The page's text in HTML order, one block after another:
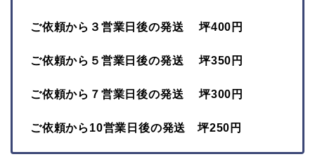
ご依頼から３営業日後の発送 坪400円
ご依頼から５営業日後の発送 坪350円
ご依頼から７営業日後の発送 坪300円
ご依頼から10営業日後の発送 坪250円